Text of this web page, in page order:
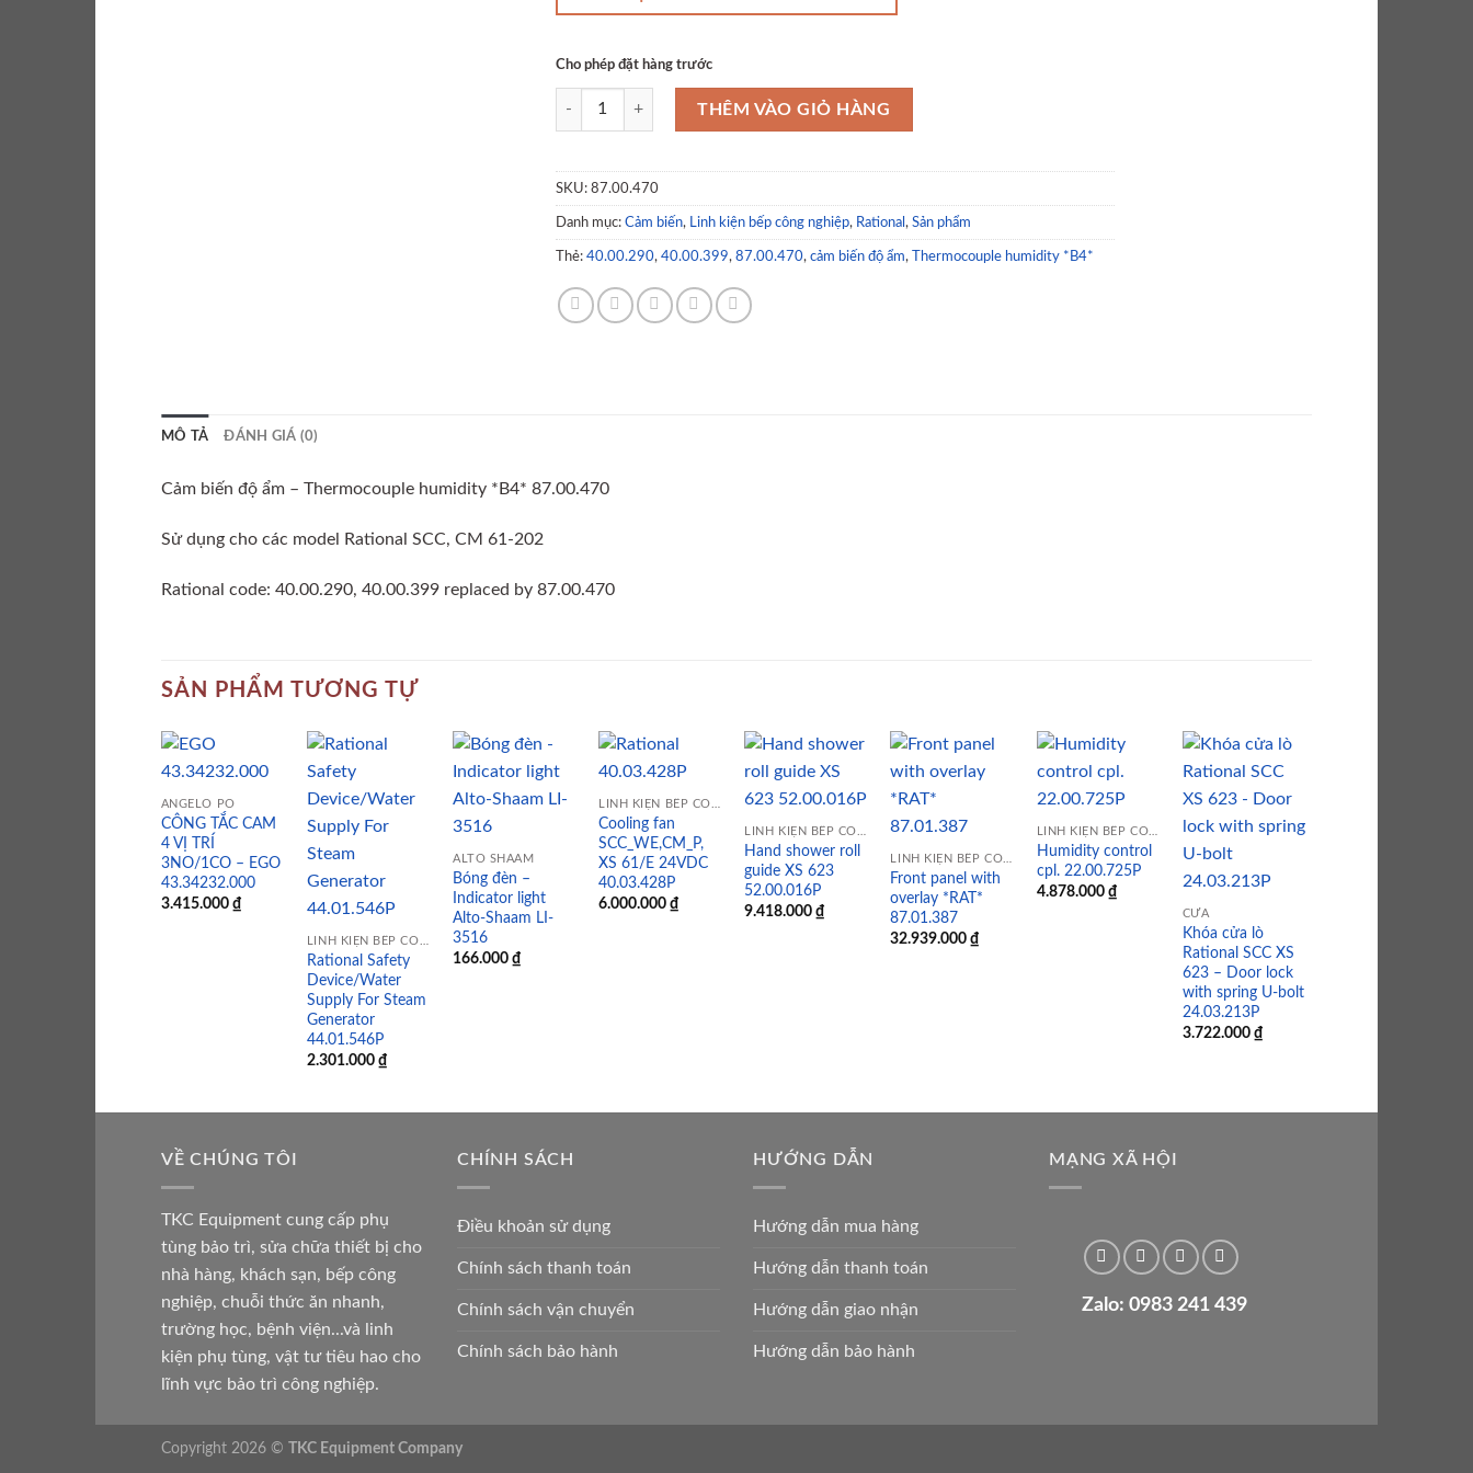
Cho phép đặt hàng trước
Cảm biến độ ẩm - Thermocouple humidity *B4* 87.00.470 số lượng
THÊM VÀO GIỎ HÀNG
SKU: 87.00.470
Danh mục: Cảm biến, Linh kiện bếp công nghiệp, Rational , Sản phẩm
Thẻ: 40.00.290, 40.00.399, 87.00.470, cảm biến độ ẩm, Thermocouple humidity *B4*
MÔ TẢ ĐÁNH GIÁ (0)
Cảm biến độ ẩm – Thermocouple humidity *B4* 87.00.470
Sử dụng cho các model Rational SCC, CM 61-202
Rational code: 40.00.290, 40.00.399 replaced by 87.00.470
SẢN PHẨM TƯƠNG TỰ
Add to
ANGELO PO
CÔNG TẮC CAM
4 VỊ TRÍ
3NO/1CO – EGO
43.34232.000
3.415.000 ₫
Add to
Rational Safety
Device/Water
Supply For Steam
Generator
44.01.546P
2.301.000 ₫
ALTO SHAAM
Bóng đèn –
Indicator light
Alto-Shaam LI-
3516
166.000₫
Add to
wishlist
Cooling fan
SCC_WE,CM_P,
XS 61/E 24VDC
40.03.428P
6.000.000₫
Add to
Hand shower roll
guide XS 623
52.00.016P
9.418.000₫
Add to
Front panel with
overlay *RAT*
87.01.387
32.939.000₫
Add to
wishlist
Humidity control
cpl. 22.00.725P
4.878.000 ₫
Add to
CỬA
Khóa cửa lò
Rational SCC XS
623 – Door lock
with spring U-bolt
24.03.213P
3.722.000 ₫
VỀ CHÚNG TÔI
TKC Equipment cung cấp phụ
tùng bảo trì, sửa chữa thiết bị cho
nhà hàng, khách sạn, bếp công
nghiệp, chuỗi thức ăn nhanh,
trường học, bệnh viện...và linh
kiện phụ tùng, vật tư tiêu hao cho
lĩnh vực bảo trì công nghiệp.
CHÍNH SÁCH
Điều khoản sử dụng
Chính sách thanh toán
Chính sách vận chuyển
Chính sách bảo hành
HƯỚNG DẪN
Hướng dẫn mua hàng
Hướng dẫn thanh toán
Hướng dẫn giao nhận
Hướng dẫn bảo hành
MẠNG XÃ HỘI
Zalo: 0983 241 439
Copyright 2026 © TKC Equipment Company